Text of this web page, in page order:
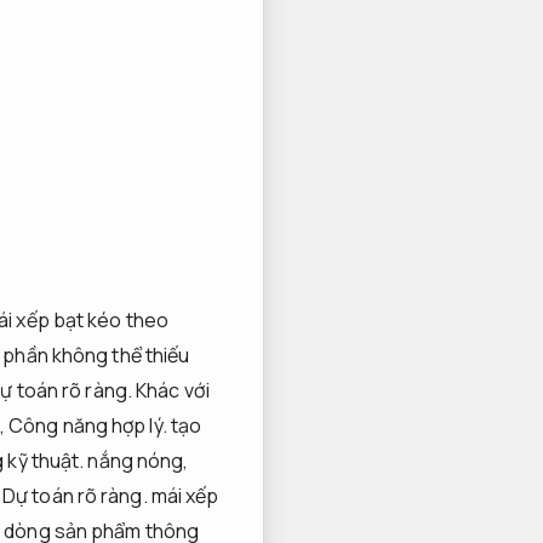
xếp bạt kéo theo
không thể thiếu
toán rõ ràng.Khác với
Công năng hợp lý.tạo
kỹ thuật.nắng nóng,
Dự toán rõ ràng.mái xếp
sản phẩm thông